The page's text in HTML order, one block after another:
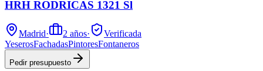
HRH RODRICAS 1321 Sl
Madrid· 2 años·
Verificada
YeserosFachadasPintoresFontaneros
Pedir presupuesto